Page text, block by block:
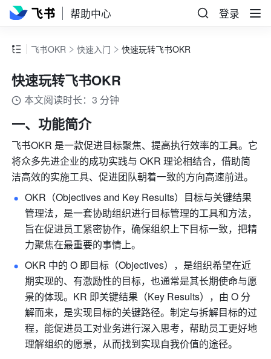
帮助中心 登录
飞书OKR 快速入门 快速玩转飞书OKR
快速玩转飞书OKR
本文阅读时长：3 分钟
一、功能简介
飞书OKR 是一款促进目标聚焦、提高执行效率的工具。它
将众多先进企业的成功实践与 OKR 理论相结合，借助简
洁高效的实施工具、促进团队朝着一致的方向高速前进。
OKR（Objectives and Key Results）目标与关键结果
管理法，是一套协助组织进行目标管理的工具和方法，
旨在促进员工紧密协作，确保组织上下目标一致，把精
力聚焦在最重要的事情上。
OKR 中的 O 即目标（Objectives），是组织希望在近
期实现的、有激励性的目标，也通常是其长期使命与愿
景的体现。KR 即关键结果（Key Results），由 O 分
解而来，是实现目标的关键路径。制定与拆解目标的过
程，能促进员工对业务进行深入思考，帮助员工更好地
理解组织的愿景，从而找到实现自我价值的途径。